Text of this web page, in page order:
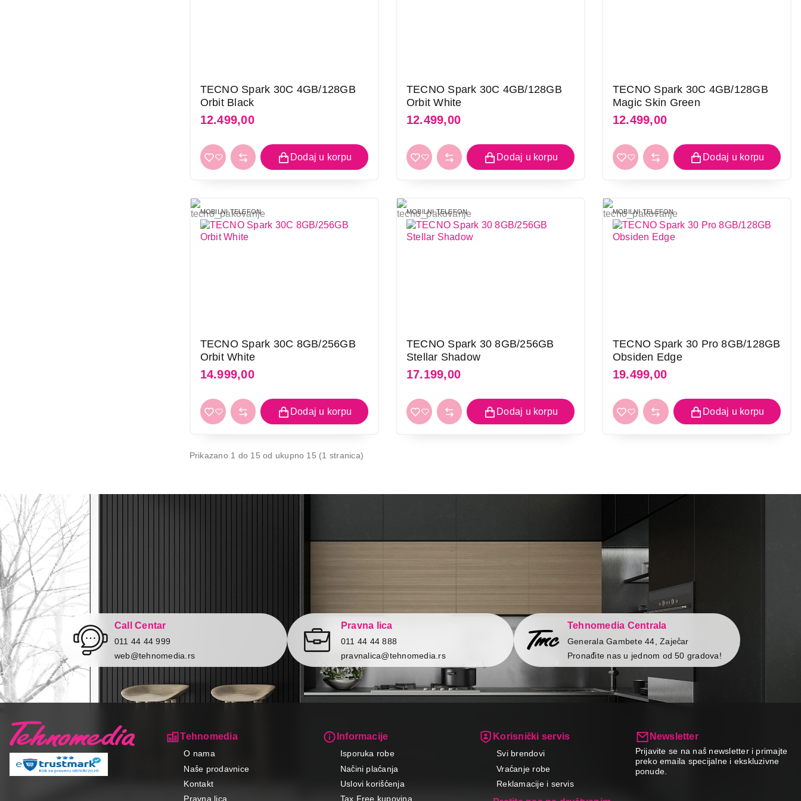
TECNO Spark 30C 4GB/128GB
Orbit Black
12.499,00
TECNO Spark 30C 4GB/128GB
Orbit White
12.499,00
TECNO Spark 30C 4GB/128GB
Magic Skin Green
12.499,00
MOBILNI TELEFON
TECNO Spark 30C 8GB/256GB
Orbit White
14.999,00
MOBILNI TELEFON
TECNO Spark 30 8GB/256GB
Stellar Shadow
17.199,00
MOBILNI TELEFON
TECNO Spark 30 Pro 8GB/128GB
Obsiden Edge
19.499,00
Prikazano 1 do 15 od ukupno 15 (1 stranica)
Call Centar
011 44 44 999
web@tehnomedia.rs
Pravna lica
011 44 44 888
pravnalica@tehnomedia.rs
Tehnomedia Centrala
Generala Gambete 44, Zaječar
Pronađite nas u jednom od 50 gradova!
Tehnomedia
O nama
Naše prodavnice
Kontakt
Pravna lica
Informacije
Isporuka robe
Načini plaćanja
Uslovi korišćenja
Tax Free kupovina
Korisnički servis
Svi brendovi
Vraćanje robe
Reklamacije i servis
Newsletter
Prijavite se na naš newsletter i primajte
preko emaila specijalne i ekskluzivne
ponude.